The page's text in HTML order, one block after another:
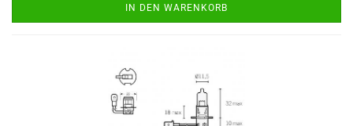
IN DEN WARENKORB